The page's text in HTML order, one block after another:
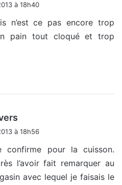
à 18h40
n’est ce pas encore trop
pain tout cloqué et trop
:
à 18h56
confirme pour la cuisson.
l’avoir fait remarquer au
avec lequel je faisais le